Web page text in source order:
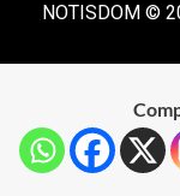
NOTISDOM ©